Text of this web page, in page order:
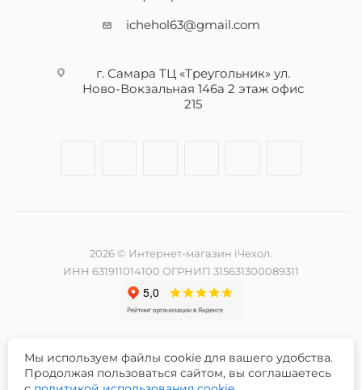
ichehol63@gmail.com
г. Самара ТЦ «Треугольник» ул.
Ново-Вокзальная 146а 2 этаж офис
215
2026 © Интернет-магазин iЧехол.
ИНН 631911014100 ОГРНИП 315631300089311
Разработка и продвижение сайта -
Мы используем файлы cookie для вашего удобства.
Продолжая пользоваться сайтом, вы соглашаетесь